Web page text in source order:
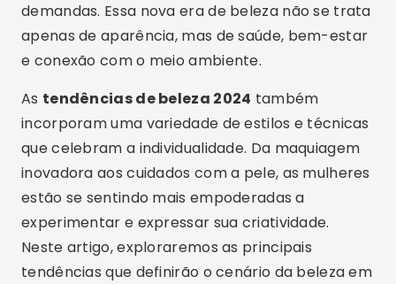
demandas. Essa nova era de beleza não se trata
apenas de aparência, mas de saúde, bem-estar
e conexão com o meio ambiente.
As tendências de beleza 2024 também
incorporam uma variedade de estilos e técnicas
que celebram a individualidade. Da maquiagem
inovadora aos cuidados com a pele, as mulheres
estão se sentindo mais empoderadas a
experimentar e expressar sua criatividade.
Neste artigo, exploraremos as principais
tendências que definirão o cenário da beleza em